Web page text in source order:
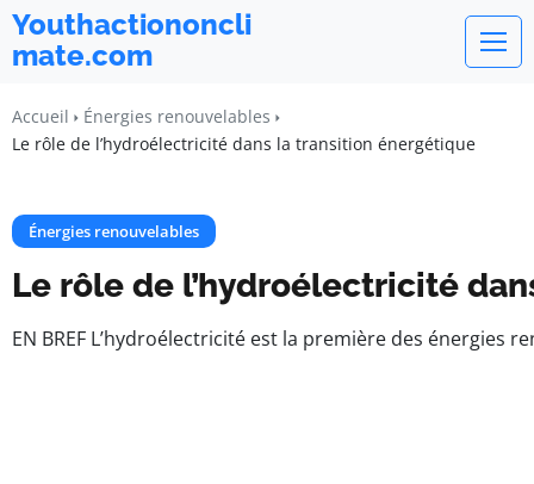
Youthactiononcli
mate.com
Accueil
Énergies renouvelables
Le rôle de l’hydroélectricité dans la transition énergétique
Énergies renouvelables
Le rôle de l’hydroélectricité
EN BREF L’hydroélectricité est la première des énergies